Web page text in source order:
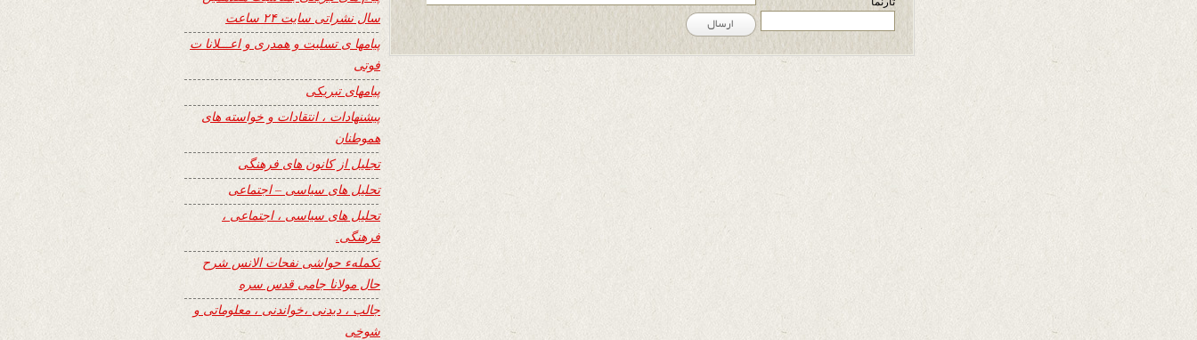
سال نشراتی سایت ۲۴ ساعت
پیامها ی تسلیت و همدری و اعـــلانا ت
فوتی
پیامهای تبریکی
پیشنهادات ، انتقادات و خواسته های
هموطنان
تجلیل از کانون های فرهنگی
تحلیل های سیاسی – اجتماعی
تحلیل های سیاسی ، اجتماعی ،
فرهنگی.
تکملهء حواشی نفحات الانس شرح
حال مولانا جامی قدس سره
جالب ، دیدنی ،خواندنی ، معلوماتی و
شوخی